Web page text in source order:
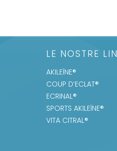
LE NOSTRE
AKILEÏNE®
COUP D’ECLAT®
ECRINAL®
SPORTS AKILEÏNE®
VITA CITRAL®